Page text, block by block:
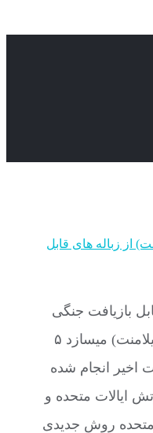
از زباله های قابل
بازیافت جنگی
رشته های پرینت سه بعدی (فیلامنت) میسازد ۵
اخیر انجام شده
ایالات متحده و
متحده روش جدیدی